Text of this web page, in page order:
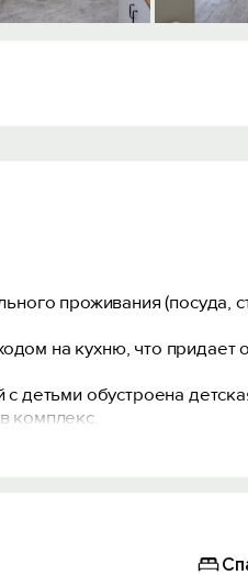
проживания (посуда,
на кухню, что придает
детьми обустроена
комплекс.
Рощи» свой собственный